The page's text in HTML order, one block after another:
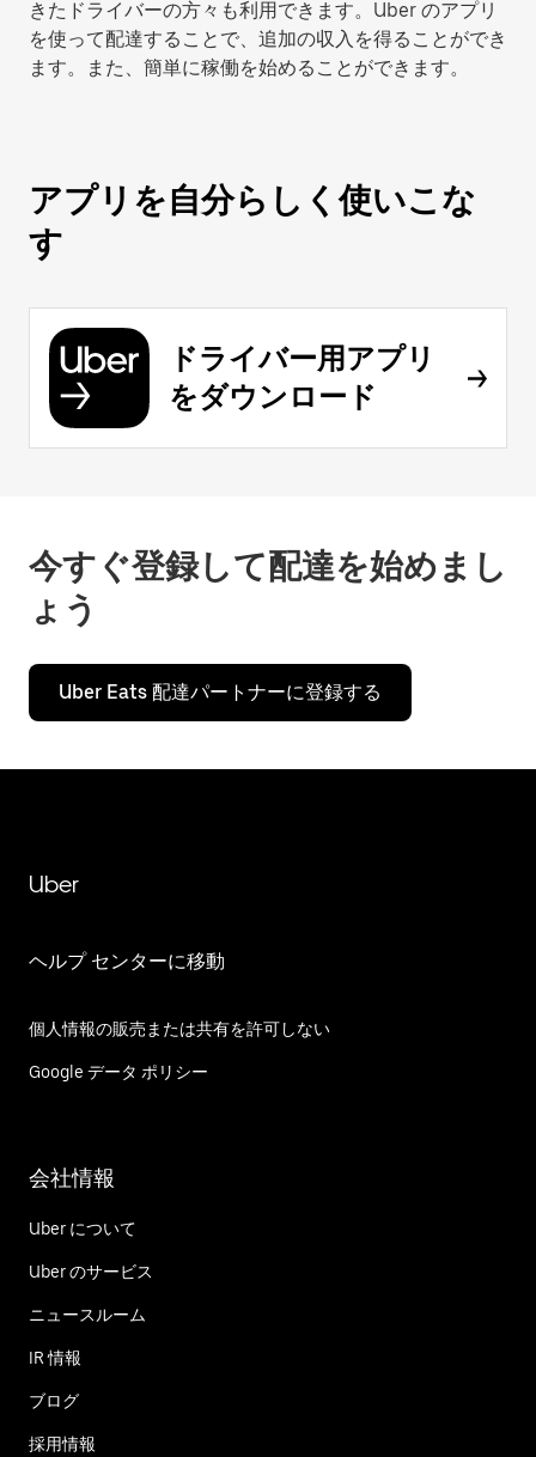
きたドライバーの方々も利用できます。Uber のアプリ
を使って配達することで、追加の収入を得ることができ
ます。また、簡単に稼働を始めることができます。
アプリを自分らしく使いこな
す
ドライバー用アプリ
をダウンロード
今すぐ登録して配達を始めまし
ょう
Uber Eats 配達パートナーに登録する
Uber
ヘルプ センターに移動
個人情報の販売または共有を許可しない
Google データ ポリシー
会社情報
Uber について
Uber のサービス
ニュースルーム
IR 情報
ブログ
採用情報